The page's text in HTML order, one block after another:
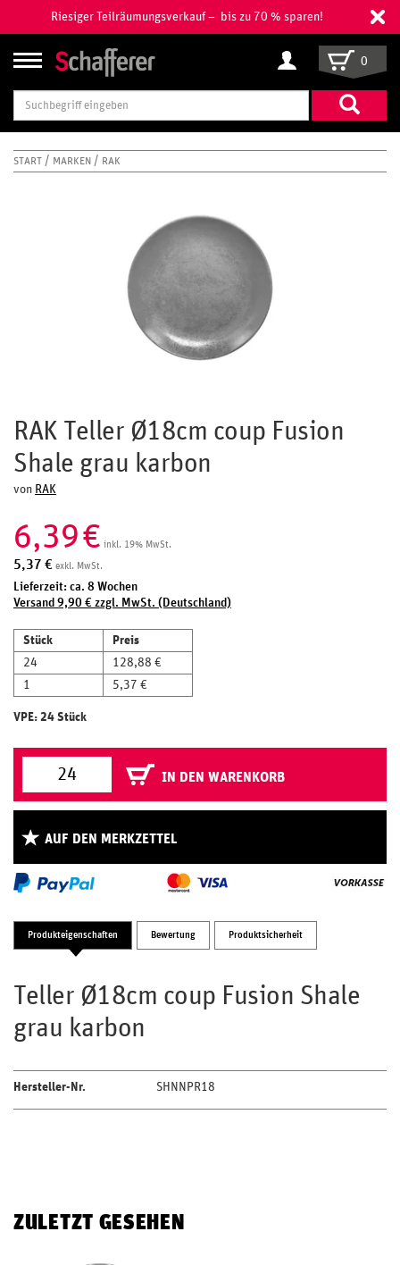
Riesiger Teilräumungsverkauf – bis zu 70 % sparen!
Suchbegriff
eingeben
0
START MARKEN RAK
RAK Teller Ø18cm coup Fusion
Shale grau karbon
von RAK
6,39€ inkl. 19% MwSt.
5,37 € exkl. MwSt.
Lieferzeit: ca. 8 Wochen
Versand 9,90 € zzgl. MwSt. (Deutschland)
Stück
Preis
24
128,88 €
1
5,37 €
VPE: 24 Stück
IN DEN WARENKORB
AUF DEN MERKZETTEL
Produkteigenschaften Bewertung Produktsicherheit
Teller Ø18cm coup Fusion Shale
grau karbon
Hersteller-Nr. SHNNPR18
ZULETZT GESEHEN